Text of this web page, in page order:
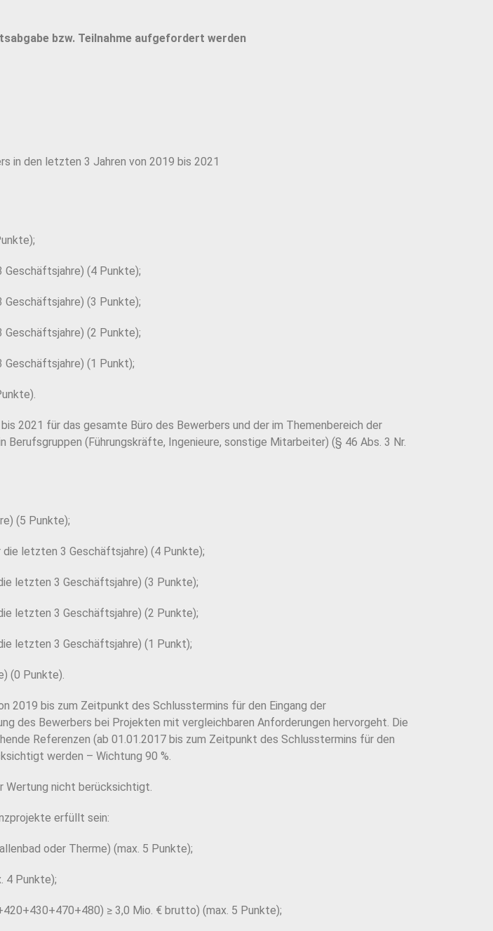
bzw. Teilnahme aufgefordert werden
in den letzten 3 Jahren von 2019 bis 2021
Geschäftsjahre) (4 Punkte);
Geschäftsjahre) (3 Punkte);
Geschäftsjahre) (2 Punkte);
Geschäftsjahre) (1 Punkt);
2021 für das gesamte Büro des Bewerbers und der im Themenbereich der
Berufsgruppen (Führungskräfte, Ingenieure, sonstige Mitarbeiter) (§ 46 Abs. 3 Nr.
(5 Punkte);
letzten 3 Geschäftsjahre) (4 Punkte);
letzten 3 Geschäftsjahre) (3 Punkte);
letzten 3 Geschäftsjahre) (2 Punkte);
letzten 3 Geschäftsjahre) (1 Punkt);
(0 Punkte).
2019 bis zum Zeitpunkt des Schlusstermins für den Eingang der
des Bewerbers bei Projekten mit vergleichbaren Anforderungen hervorgeht. Die
Referenzen (ab 01.01.2017 bis zum Zeitpunkt des Schlusstermins für den
werden – Wichtung 90 %.
Wertung nicht berücksichtigt.
erfüllt sein:
oder Therme) (max. 5 Punkte);
4 Punkte);
≥ 3,0 Mio. € brutto) (max. 5 Punkte);